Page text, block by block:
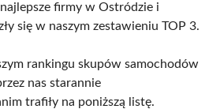
firmy w Ostródzie i
się w naszym zestawieniu TOP 3.
rankingu skupów samochodów
nas starannie
trafiły na poniższą listę.